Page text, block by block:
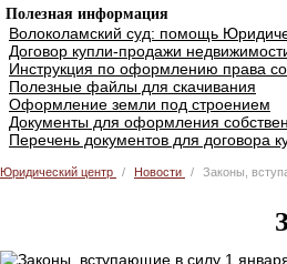
Полезная информация
Волоколамский суд: помощь
Договор купли-продажи
Инструкция по оформлению права
Полезные файлы для скачивания
Оформление земли под строением
Документы для оформления
Перечень документов для договора
Юридический центр Новости Законы,